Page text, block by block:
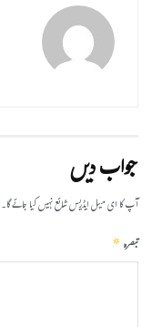
جواب دیں
آپ کا ای میل ایڈریس شائع نہیں کیا جائے گا۔
تبصرہ*